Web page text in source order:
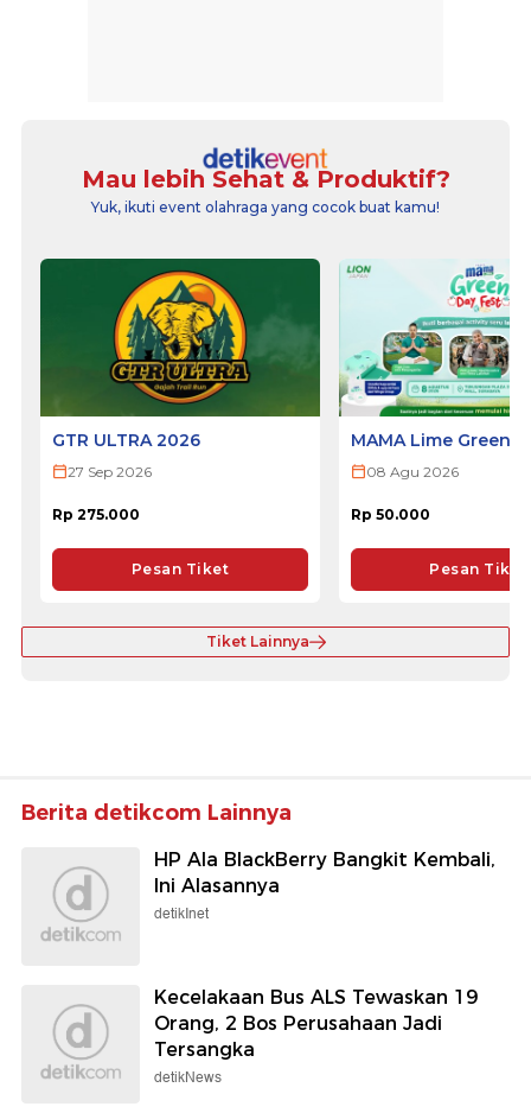
Mau lebih Sehat & Produktif?
Yuk, ikuti event olahraga yang cocok buat kamu!
GTR ULTRA 2026
27 Sep 2026
Rp 275.000
Pesan Tiket
MAMA Lime Green
2026 - SURABAYA
08 Agu 2026
Rp 50.000
Pesan Tiket
Tiket Lainnya
Berita detikcom Lainnya
HP Ala BlackBerry Bangkit Kembali,
Ini Alasannya
detikInet
Kecelakaan Bus ALS Tewaskan 19
Orang, 2 Bos Perusahaan Jadi
Tersangka
detikNews